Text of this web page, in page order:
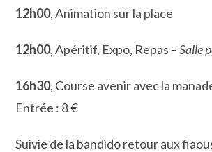
12h00, Animation sur la place
12h00, Apéritif, Expo, Repas –Salle
16h30, Course avenir avec la
Entrée : 8 €
Suivie de la bandido retour aux